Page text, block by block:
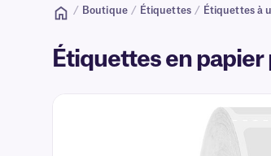
/ Boutique / Étiquettes / Étiquettes à
Étiquettes en